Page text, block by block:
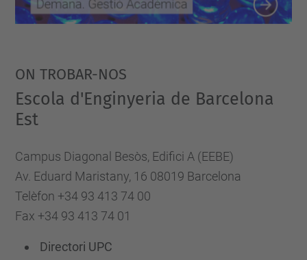
Sessions:
career
in
AI!
06-
17T10:00:00+02:00
2024-
06-
ON TROBAR-NOS
Escola d'Enginyeria de Barcelona
Est
Campus Diagonal Besòs, Edifici A (EEBE)
Av. Eduard Maristany, 16 08019 Barcelona
Telèfon +34 93 413 74 00
Fax +34 93 413 74 01
Directori UPC